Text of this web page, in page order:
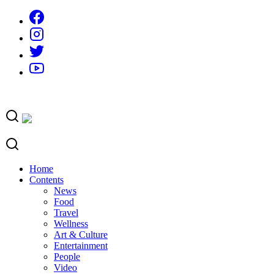
content
Home
Contents
News
Food
Travel
Wellness
Art & Culture
Entertainment
People
Video